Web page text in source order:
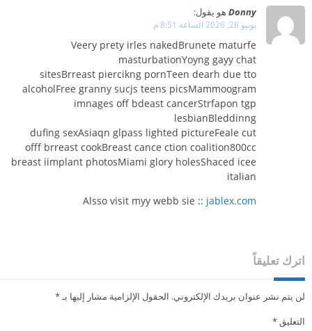
Donny هو يقول:
يونيو 28, 2026 الساعة 8:51 م
Veery prety irles nakedBrunete maturfe
masturbationYoyng gayy chat
sitesBrreast piercikng pornTeen dearh due tto
alcoholFree granny sucjs teens picsMammoogram
imnages off bdeast cancerStrfapon tgp
lesbianBleddinng
dufing sexAsiaqn glpass lighted pictureFeale cut
offf brreast cookBreast cance ction coalition800cc
breast iimplant photosMiami glory holesShaced icee
italian
Alsso visit myy webb sie :: jablex.com
اترك تعليقاً
لن يتم نشر عنوان بريدك الإلكتروني. الحقول الإلزامية مشار إليها بـ*
التعليق*